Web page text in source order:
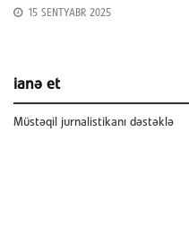
15 SENTYABR 2025
ianə et
Müstəqil jurnalistikanı dəstəklə